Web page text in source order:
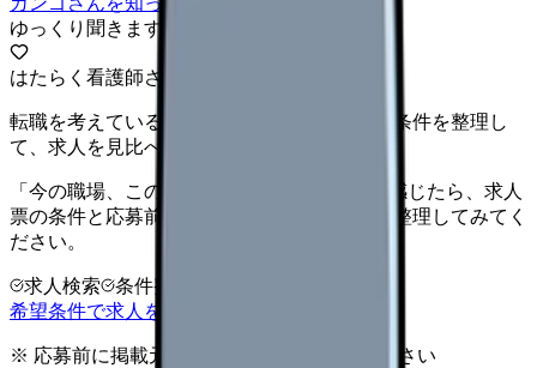
ゆっくり聞きます
はたらく看護師さん 求人
転職を考えている看護師さんへ。まずは希望条件を整理し
て、求人を見比べられます。
「今の職場、このままでいいのかな...」そう感じたら、求人
票の条件と応募前に確認したい不安を分けて整理してみてく
ださい。
求人検索 条件整理
希望条件で求人を探す
※ 応募前に掲載元の最新情報を確認してください